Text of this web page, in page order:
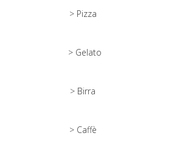
> Pizza
> Gelato
> Birra
> Caffè